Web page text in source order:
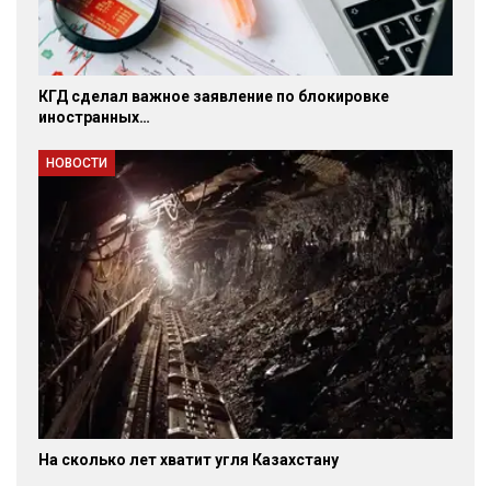
КГД сделал важное заявление по блокировке
иностранных…
НОВОСТИ
На сколько лет хватит угля Казахстану